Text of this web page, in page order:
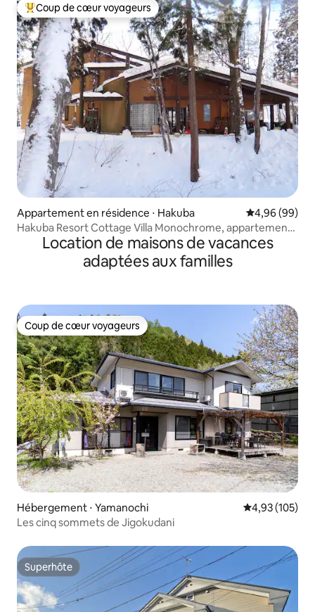
Coups de cœur voyageurs les plus appréciés
Coup de cœur voyageurs
Appartement en résidence ⋅ Hakuba Évaluation
4,96 (99)
Hakuba Resort Cottage Villa Monochrome, appartement
familial ALocation de maisons de vacances
adaptées aux familles
Coup de cœur voyageurs
Coup de cœur voyageurs
Hébergement ⋅ Yamanochi Évaluation
4,93 (105)
Les cinq sommets de Jigokudani
Superhôte
Superhôte